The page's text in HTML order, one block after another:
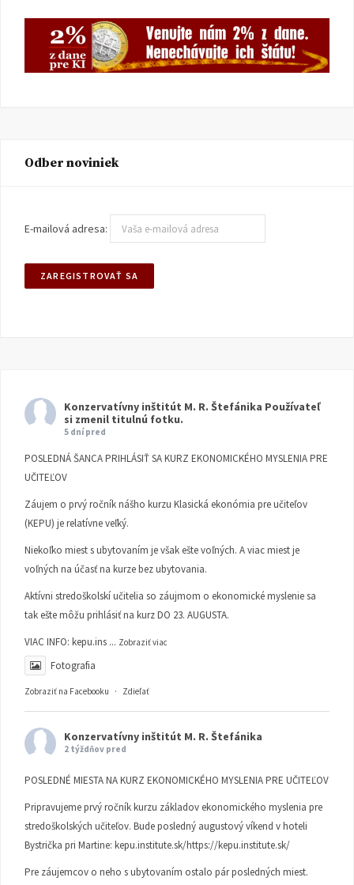
Odber noviniek
E-mailová adresa:
Konzervatívny inštitút M. R. Štefánika Používateľ
si zmenil titulnú fotku.
5 dní pred
POSLEDNÁ ŠANCA PRIHLÁSIŤ SA KURZ EKONOMICKÉHO MYSLENIA PRE
UČITEĽOV
Záujem o prvý ročník nášho kurzu Klasická ekonómia pre učiteľov
(KEPU) je relatívne veľký.
Niekoľko miest s ubytovaním je však ešte voľných. A viac miest je
voľných na účasť na kurze bez ubytovania.
Aktívni stredoškolskí učitelia so záujmom o ekonomické myslenie sa
tak ešte môžu prihlásiť na kurz DO 23. AUGUSTA.
VIAC INFO: kepu.ins ... Zobraziť viac
Fotografia
Zobraziť na Facebooku · Zdieľať
Konzervatívny inštitút M. R. Štefánika
2 týždňov pred
POSLEDNÉ MIESTA NA KURZ EKONOMICKÉHO MYSLENIA PRE UČITEĽOV
Pripravujeme prvý ročník kurzu základov ekonomického myslenia pre
stredoškolských učiteľov. Bude posledný augustový víkend v hoteli
Bystrička pri Martine: kepu.institute.sk/https://kepu.institute.sk/
Pre záujemcov o neho s ubytovaním ostalo pár posledných miest.